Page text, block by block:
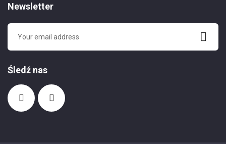
Newsletter
Śledź nas